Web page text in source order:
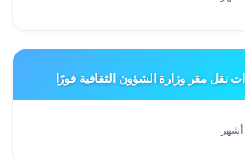
نقل مقر وزارة الشؤون الثقافية فورًا